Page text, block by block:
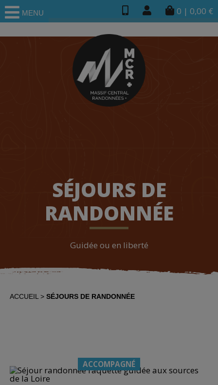
SÉJOURS DE
RANDONNÉE
Guidée ou en liberté
ACCUEIL SÉJOURS DE RANDONNÉE
ACCOMPAGNÉ
MENU 0 | 0,00 €